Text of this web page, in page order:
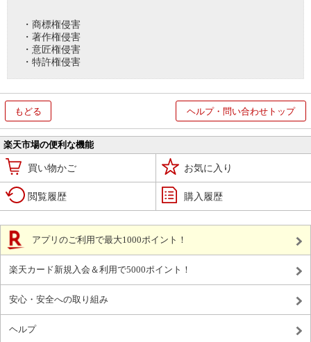
・商標権侵害
・著作権侵害
・意匠権侵害
・特許権侵害
もどる ヘルプ・問い合わせトップ
楽天市場の便利な機能
買い物かご お気に入り
閲覧履歴 購入履歴
アプリのご利用で最大1000ポイント！
楽天カード新規入会＆利用で5000ポイント！
安心・安全への取り組み
ヘルプ